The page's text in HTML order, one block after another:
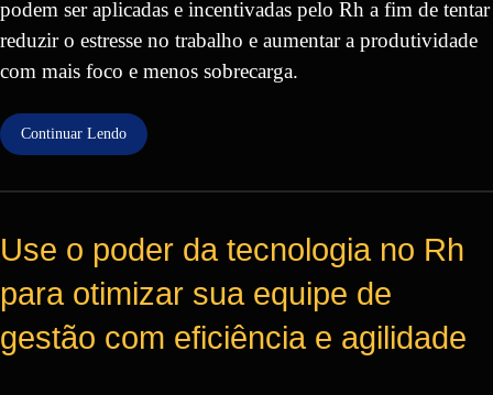
podem ser aplicadas e incentivadas pelo Rh a fim de tentar
reduzir o estresse no trabalho e aumentar a produtividade
com mais foco e menos sobrecarga.
Continuar Lendo
Use o poder da tecnologia no Rh
para otimizar sua equipe de
gestão com eficiência e agilidade